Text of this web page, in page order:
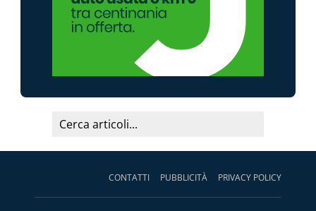
CONTATTI PUBBLICITÀ PRIVACY POLICY